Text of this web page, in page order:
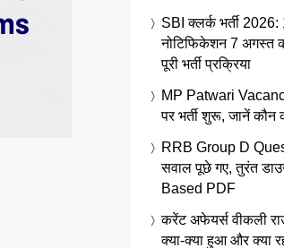
SBI क्लर्क भर्ती
नोटिफिकेशन 7 अगस्त
पूरी भर्ती प्रक्रिया
MP Patwari
पर भर्ती शुरू, जानें
RRB Group D
सवाल पूछे गए, तुरंत
Based PDF
करेंट अफेयर्स वीकली
क्या-क्या हुआ और क्या